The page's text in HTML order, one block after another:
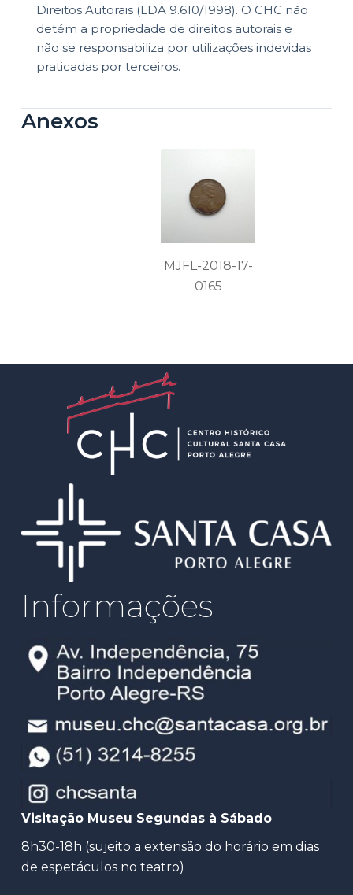
Anexos
MJFL-2018-17-
0165
Direitos Autorais (LDA 9.610/1998). O CHC não
detém a propriedade de direitos autorais e
não se responsabiliza por utilizações indevidas
praticadas por terceiros.
Informações
Visitação Museu Segundas à Sábado
8h30-18h (sujeito a extensão do horário em dias
de espetáculos no teatro)